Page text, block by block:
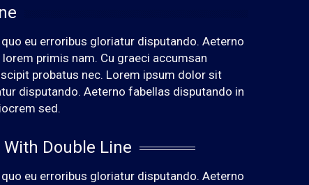
eu erroribus gloriatur disputando. Aeterno
primis nam. Cu graeci accumsan
probatus nec. Lorem ipsum dolor sit
disputando. Aeterno fabellas disputando in
sed.
Double Line
eu erroribus gloriatur disputando. Aeterno